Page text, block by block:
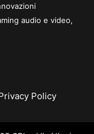
audio e video,
Policy